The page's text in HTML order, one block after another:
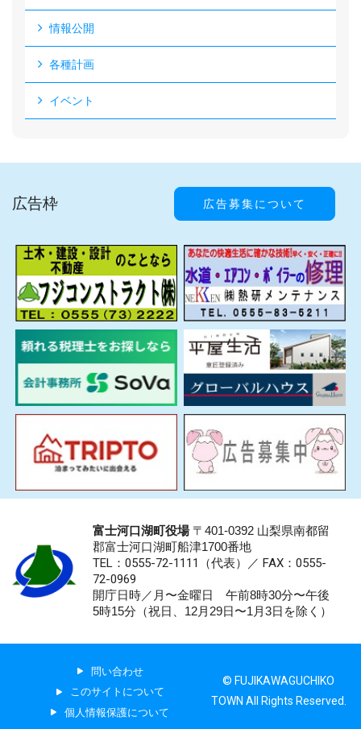
情報公開
各種計画
イベント
広告枠 広告募集について
富士河口湖町役場〒401-0392 山梨県南都留
郡富士河口湖町船津1700番地
TEL：0555-72-1111 （代表）／ FAX：0555-
72-0969
開庁日時／月〜金曜日 午前8時30分〜午後
5時15分（祝日、12月29日〜1月3日を除く）
問い合わせ
このサイトについて
個人情報保護について
© FUJIKAWAGUCHIKO
TOWN All Rights Reserved.